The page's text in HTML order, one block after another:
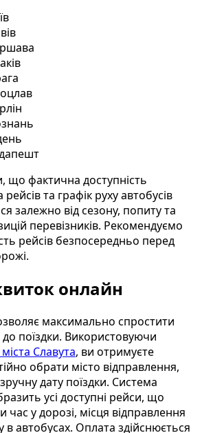
що фактична доступність
та графік руху автобусів
залежно від сезону, попиту та
перевізників. Рекомендуємо
рейсів безпосередньо перед
онлайн
максимально спростити
до поїздки. Використовуючи
Славута, ви отримуєте
обрати місто відправлення,
дату поїздки. Система
усі доступні рейси, що
час у дорозі, місця відправлення
автобусах. Оплата здійснюється